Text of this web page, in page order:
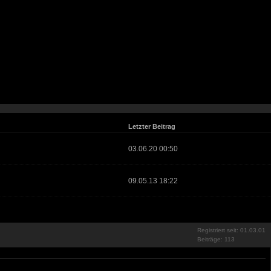
Letzter Beitrag
03.06.20 00:50
09.05.13 18:22
Registriert seit: 01.03.01
Beiträge: 113